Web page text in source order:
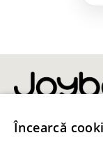
info@joybex.ro
Încearcă